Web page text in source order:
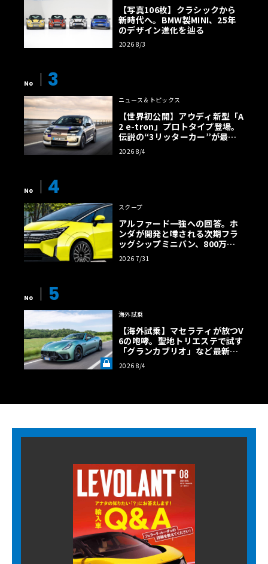
【写真106枚】クラシックから
新時代へ。BMW製MINI、25年
のデザイン進化を辿る
2026 8/3
No 3
ニュース＆トピックス
【世界初公開】アウディ新型「A
2 e-tron」プロトタイプ登場。
伝説の“3リッターカー”が最高
効率エントリーBEVとして復活
【画像38枚】
2026 8/4
No 4
スクープ
アルファード一強への回答。ホ
ンダが開発と噂される次期フラ
ッグシップミニバン、800万円
超の勝算【予想CG】
2026 7/31
No 5
海外試乗
【海外試乗】マセラティが放つV
6の咆哮。聖地トリエステで試す
「グランカブリオ」など最新ト
ロフェオ3台の官能評価《LE VO
LANT LAB》
2026 8/4